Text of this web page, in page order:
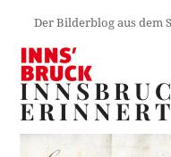
Der Bilderblog aus dem